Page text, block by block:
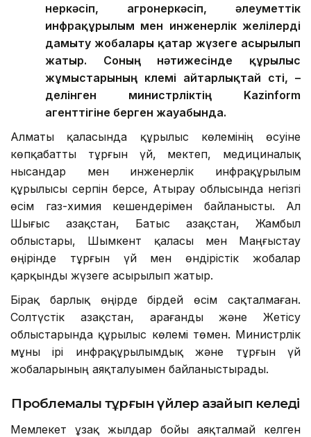
өнеркәсіп, агроөнеркәсіп, әлеуметтік
инфрақұрылым мен инженерлік желілерді
дамыту жобалары қатар жүзеге асырылып
жатыр. Соның нәтижесінде құрылыс
жұмыстарының көлемі айтарлықтай өсті, –
делінген министрліктің Kazinform
агенттігіне берген жауабында.
Алматы қаласында құрылыс көлемінің өсуіне
көпқабатты тұрғын үй, мектеп, медициналық
нысандар мен инженерлік инфрақұрылым
құрылысы серпін берсе, Атырау облысында негізгі
өсім газ-химия кешендерімен байланысты. Ал
Шығыс Қазақстан, Батыс Қазақстан, Жамбыл
облыстары, Шымкент қаласы мен Маңғыстау
өңірінде тұрғын үй мен өндірістік жобалар
қарқынды жүзеге асырылып жатыр.
Бірақ барлық өңірде бірдей өсім сақталмаған.
Солтүстік Қазақстан, Қарағанды және Жетісу
облыстарында құрылыс көлемі төмен. Министрлік
мұны ірі инфрақұрылымдық және тұрғын үй
жобаларының аяқталуымен байланыстырады.
Проблемалы тұрғын үйлер азайып келеді
Мемлекет ұзақ жылдар бойы аяқталмай келген